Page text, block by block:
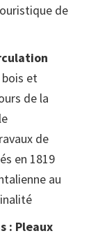
de
et
de la
de
en 1819
au
: Pleaux